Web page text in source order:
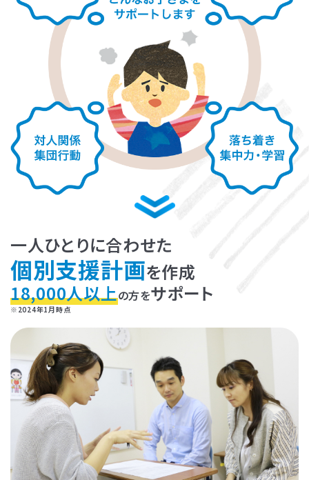
LITALICO仕事ナビ
LITALICOキャリア
LITALICO教育ソフト
LITALICO発達特性検査
LITALICO研究所
一人ひとりに合わせた
個別支援計画を作成
18,000人以上の方をサポート
※2024年1月時点